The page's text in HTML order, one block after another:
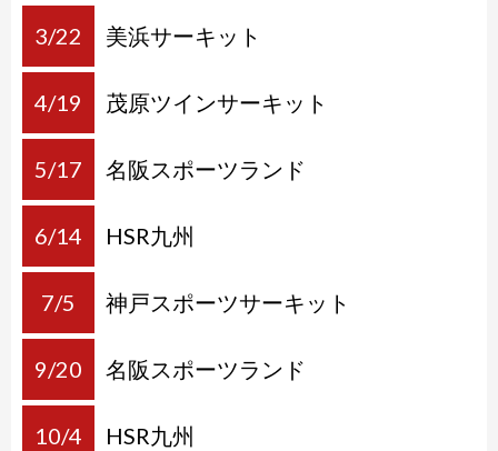
ゲ
ー
シ
ョ
ン
3/22 美浜サーキット
4/19 茂原ツインサーキット
5/17 名阪スポーツランド
6/14 HSR九州
7/5 神戸スポーツサーキット
9/20 名阪スポーツランド
10/4 HSR九州